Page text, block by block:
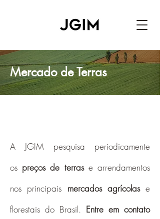
Mercado de Terras
A JGIM pesquisa periodicamente
os preços de terrase arrendamentos
nos principais mercados agrícolase
florestais do Brasil. Entre em contato